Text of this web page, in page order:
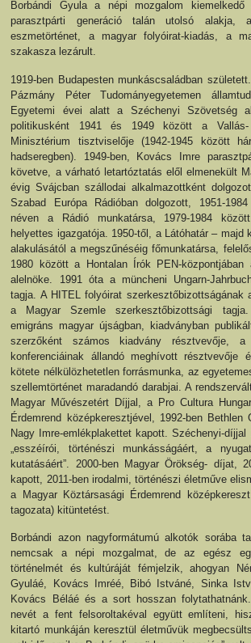
Borbándi Gyula a népi mozgalom
parasztpárti generáció talán utolsó alakja,
eszmetörténet, a magyar folyóirat-kiadás, a
szakasza lezárult.
1919-ben Budapesten munkáscsaládban
Pázmány Péter Tudományegyetemen
Egyetemi évei alatt a Széchenyi Szövetség
politikusként 1941 és 1949 között a Vallás-
Minisztérium tisztviselője (1942-1945 között
hadseregben). 1949-ben, Kovács Imre
követve, a várható letartóztatás elől elmenekült
évig Svájcban szállodai alkalmazottként
Szabad Európa Rádióban dolgozott, 1951-
néven a Rádió munkatársa, 1979-1984
helyettes igazgatója. 1950-től, a Látóhatár – majd
alakulásától a megszűnéséig főmunkatársa,
1980 között a Hontalan Írók PEN-központjában
alelnöke. 1991 óta a müncheni Ungarn-
tagja. A HITEL folyóirat szerkesztőbizottságának
a Magyar Szemle szerkesztőbizottsági
emigráns magyar újságban, kiadványban
szerzőként számos kiadvány résztvevője, a
konferenciáinak állandó meghívott résztvevője
kötete nélkülözhetetlen forrásmunka, az
szellemtörténet maradandó darabjai. A
Magyar Művészetért Díjjal, a Pro Cultura
Érdemrend középkeresztjével, 1992-ben Bethlen
Nagy Imre-emlékplakettet kapott. Széchenyi-
„esszéírói, történészi munkásságáért, a
kutatásáért”. 2000-ben Magyar Örökség- díjat,
kapott, 2011-ben irodalmi, történészi életműve
a Magyar Köztársasági Érdemrend
tagozata) kitüntetést.
Borbándi azon nagyformátumú alkotók sorába
nemcsak a népi mozgalmat, de az egész
történelmét és kultúráját fémjelzik, ahogyan
Gyuláé, Kovács Imréé, Bibó Istváné, Sinka
Kovács Béláé és a sort hosszan
nevét a fent felsoroltakéval együtt említeni,
kitartó munkáján keresztül életművük